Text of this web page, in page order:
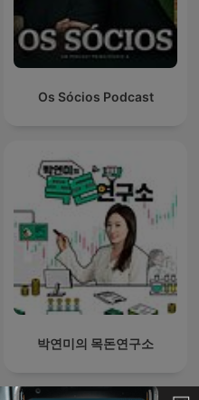
Os Sócios Podcast
박연미의 목돈연구소